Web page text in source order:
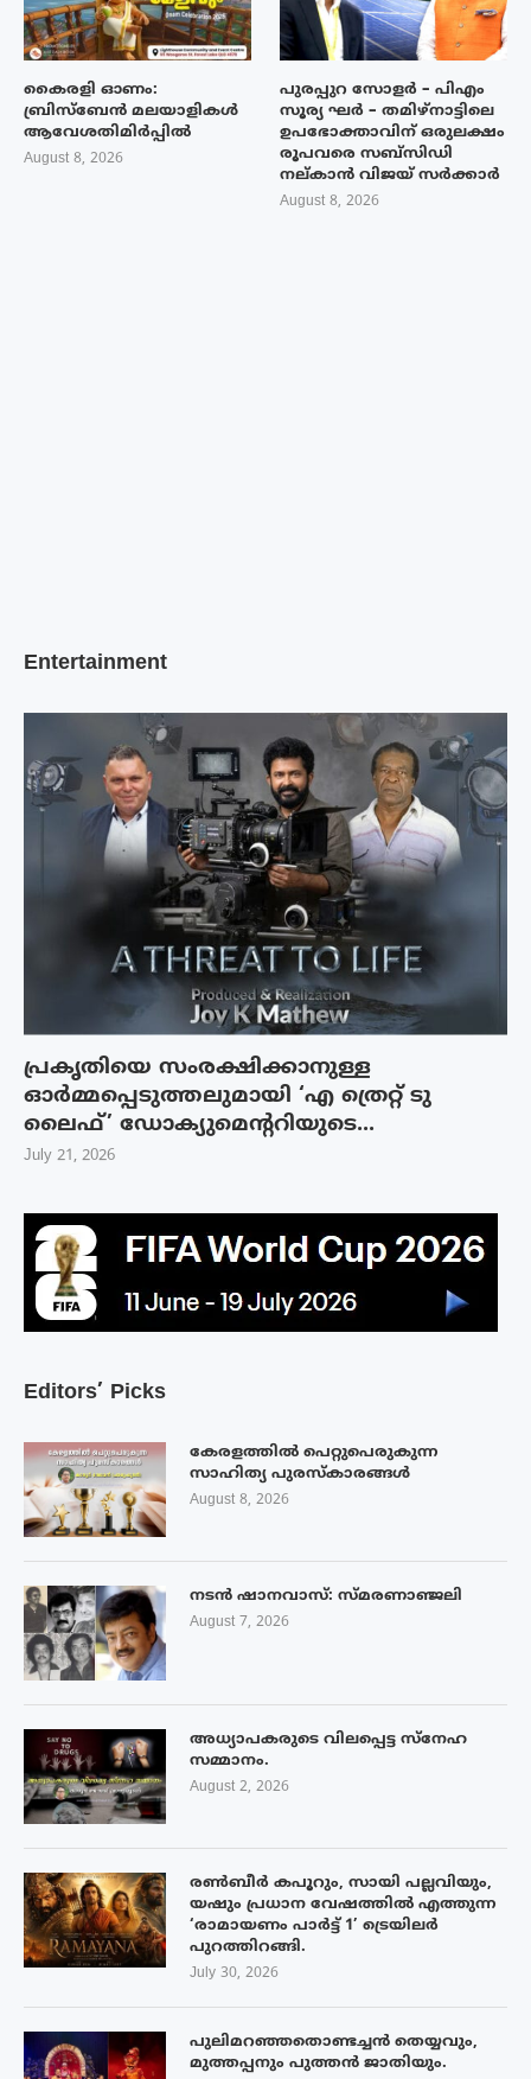
Editors’ Picks
കേരളത്തിൽ പെറ്റുപെരുകുന്ന
സാഹിത്യ പുരസ്‌കാരങ്ങൾ
August 8, 2026
നടൻ ഷാനവാസ്: സ്മരണാഞ്ജലി
August 7, 2026
അധ്യാപകരുടെ വിലപ്പെട്ട സ്നേഹ
സമ്മാനം.
August 2, 2026
രൺബീർ കപൂറും, സായി പല്ലവിയും,
യഷും പ്രധാന വേഷത്തിൽ എത്തുന്ന
‘രാമായണം പാർട്ട് 1’ ട്രെയിലർ
പുറത്തിറങ്ങി.
July 30, 2026
പുലിമറഞ്ഞതൊണ്ടച്ചൻ തെയ്യവും,
മുത്തപ്പനും പുത്തൻ ജാതിയും.
കൈരളി ഓണം:
ബ്രിസ്ബേൻ മലയാളികൾ
ആവേശതിമിർപ്പിൽ
August 8, 2026
പുരപ്പുറ സോളർ – പിഎം
സൂര്യ ഘർ – തമിഴ്നാട്ടിലെ
ഉപഭോക്താവിന് ഒരുലക്ഷം
രൂപവരെ സബ്സിഡി
നല്കാൻ വിജയ് സർക്കാർ
August 8, 2026
Entertainment
പ്രകൃതിയെ സംരക്ഷിക്കാനുള്ള
ഓർമ്മപ്പെടുത്തലുമായി ‘എ ത്രെറ്റ് ടു
ലൈഫ്’ ഡോക്യുമെന്ററിയുടെ...
July 21, 2026